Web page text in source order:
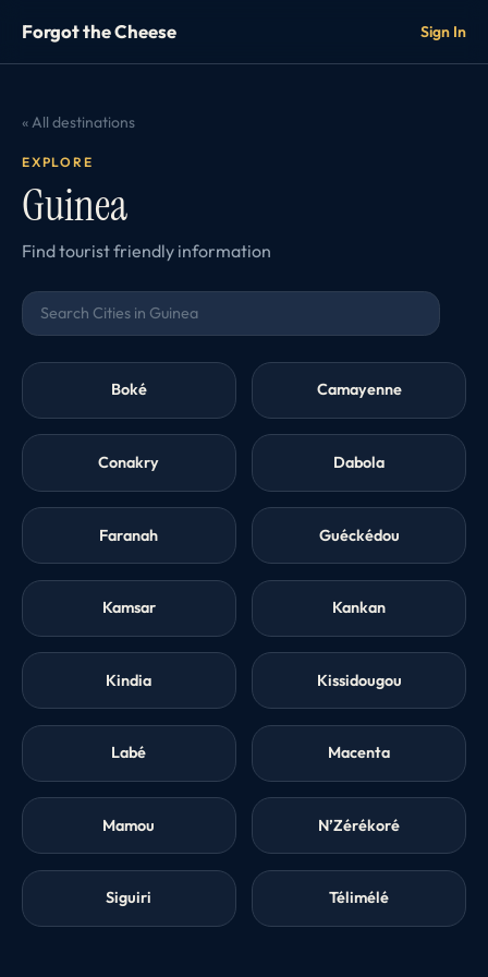
Forgot the Cheese Sign In
« All destinations
EXPLORE
Guinea
Find tourist friendly information
Boké Camayenne
Conakry Dabola
Faranah Guéckédou
Kamsar Kankan
Kindia Kissidougou
Labé Macenta
Mamou N’Zérékoré
Siguiri Télimélé